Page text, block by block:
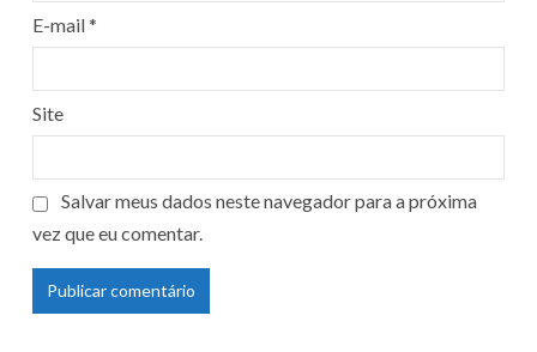
E-mail*
Site
Salvar meus dados neste navegador para a próxima
vez que eu comentar.